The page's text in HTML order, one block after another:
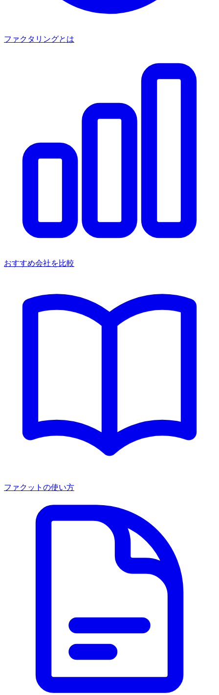
ファクタリングとは
おすすめ会社を比較
ファクットの使い方